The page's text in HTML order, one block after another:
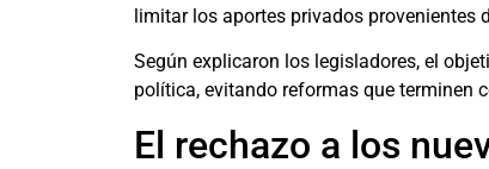
limitar los aportes privados provenientes
Según explicaron los legisladores, el
política, evitando reformas que terminen
El rechazo a los